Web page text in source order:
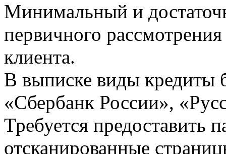
Минимальный и
первичного
клиента.
В выписке виды кредиты
«Сбербанк России»,
Требуется предоставить
отсканированные